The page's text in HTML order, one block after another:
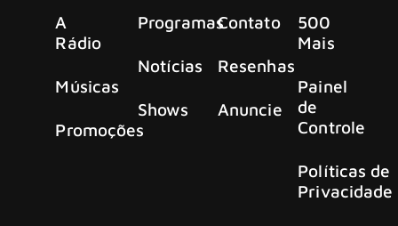
A
Rádio
Músicas
Promoções
Programas
Notícias
Shows
Contato
Resenhas
Anuncie
500
Mais
Painel
de
Controle
Políticas de
Privacidade